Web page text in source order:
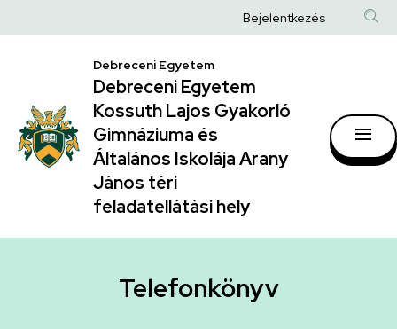
|
Debreceni
Egyetem
Kossuth
Lajos
Gyakorló
Általános
a
Anonim
fiók
menüje
Bejelentkezés
Debreceni Egyetem
Debreceni Egyetem
Kossuth Lajos Gyakorló
Gimnáziuma és
Általános Iskolája Arany
János téri
feladatellátási hely
Telefonkönyv